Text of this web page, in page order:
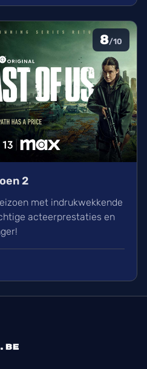
8/10
2
met indrukwekkende
acteerprestaties en